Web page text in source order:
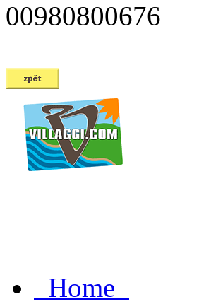
00980800676
Home